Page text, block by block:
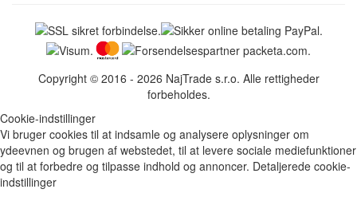
Copyright © 2016 - 2026 NajTrade s.r.o. Alle rettigheder
forbeholdes.
Cookie-indstillinger
Vi bruger cookies til at indsamle og analysere oplysninger om
ydeevnen og brugen af webstedet, til at levere sociale mediefunktioner
og til at forbedre og tilpasse indhold og annoncer. Detaljerede cookie-
indstillinger